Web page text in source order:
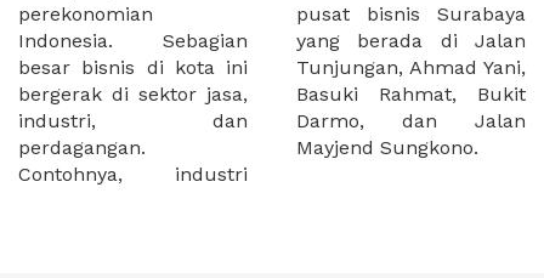
perekonomian
Indonesia. Sebagian
besar bisnis di kota ini
bergerak di sektor jasa,
industri, dan
perdagangan.
Contohnya, industri
pusat bisnis Surabaya
yang berada di Jalan
Tunjungan, Ahmad Yani,
Basuki Rahmat, Bukit
Darmo, dan Jalan
Mayjend Sungkono.